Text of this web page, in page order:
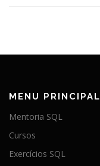
MENU PRINCIPAL
Mentoria SQL
Cursos
Exercícios SQL